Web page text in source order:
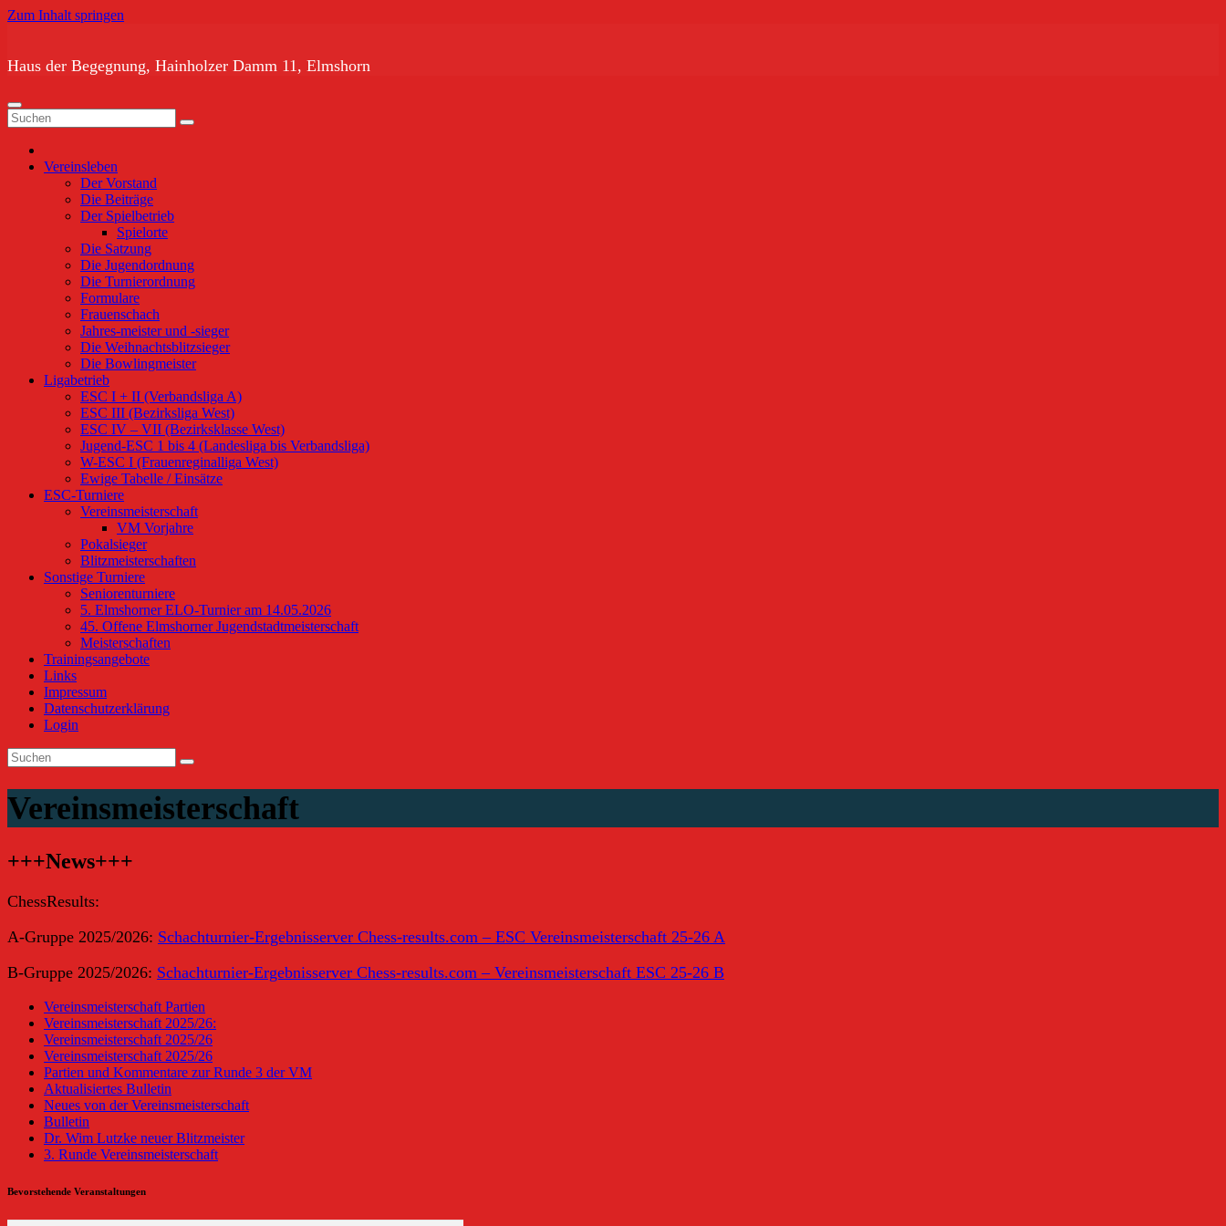
Zum Inhalt springen
Haus der Begegnung, Hainholzer Damm 11, Elmshorn
Vereinsleben
Der Vorstand
Die Beiträge
Der Spielbetrieb
Spielorte
Die Satzung
Die Jugendordnung
Die Turnierordnung
Formulare
Frauenschach
Jahres-meister und -sieger
Die Weihnachtsblitzsieger
Die Bowlingmeister
Ligabetrieb
ESC I + II (Verbandsliga A)
ESC III (Bezirksliga West)
ESC IV – VII (Bezirksklasse West)
Jugend-ESC 1 bis 4 (Landesliga bis Verbandsliga)
W-ESC I (Frauenreginalliga West)
Ewige Tabelle / Einsätze
ESC-Turniere
Vereinsmeisterschaft
VM Vorjahre
Pokalsieger
Blitzmeisterschaften
Sonstige Turniere
Seniorenturniere
5. Elmshorner ELO-Turnier am 14.05.2026
45. Offene Elmshorner Jugendstadtmeisterschaft
Meisterschaften
Trainingsangebote
Links
Impressum
Datenschutzerklärung
Login
Vereinsmeisterschaft
+++News+++
ChessResults:
A-Gruppe 2025/2026: Schachturnier-Ergebnisserver Chess-results.com – ESC Vereinsmeisterschaft 25-26 A
B-Gruppe 2025/2026: Schachturnier-Ergebnisserver Chess-results.com – Vereinsmeisterschaft ESC 25-26 B
Vereinsmeisterschaft Partien
Vereinsmeisterschaft 2025/26:
Vereinsmeisterschaft 2025/26
Vereinsmeisterschaft 2025/26
Partien und Kommentare zur Runde 3 der VM
Aktualisiertes Bulletin
Neues von der Vereinsmeisterschaft
Bulletin
Dr. Wim Lutzke neuer Blitzmeister
3. Runde Vereinsmeisterschaft
Bevorstehende Veranstaltungen